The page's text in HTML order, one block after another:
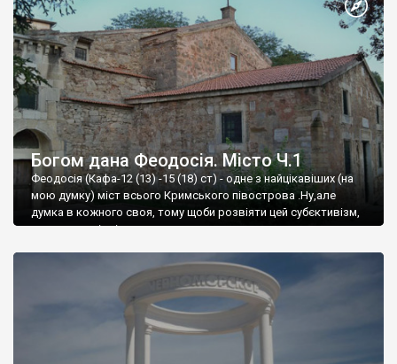
Богом дана Феодосія. Місто Ч.1
Феодосія (Кафа-12 (13) -15 (18) ст) - одне з найцікавіших (на
мою думку) міст всього Кримського півострова .Ну,але
думка в кожного своя, тому щоби розвіяти цей субєктивізм,
запрошую відвідати це